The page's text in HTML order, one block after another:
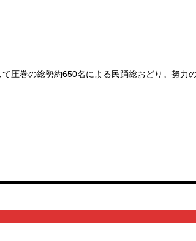
巻の総勢約650名による民踊総おどり。努力の